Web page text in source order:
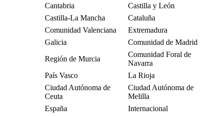
Cantabria
Castilla y León
Castilla-La Mancha
Cataluña
Comunidad Valenciana
Extremadura
Galicia
Comunidad de Madrid
Región de Murcia
Comunidad Foral de
Navarra
País Vasco
La Rioja
Ciudad Autónoma de
Ceuta
Ciudad Autónoma de
Melilla
España
Internacional